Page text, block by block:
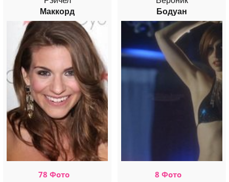
Маккорд
78 Фото
Бодуан
8 Фото